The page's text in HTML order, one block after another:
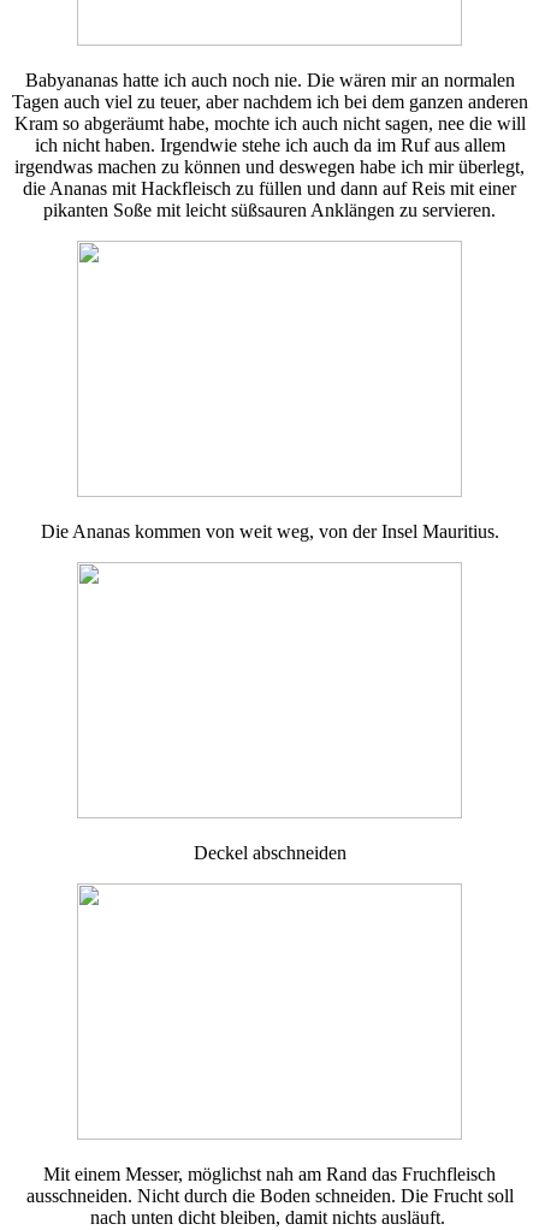
Babyananas hatte ich auch noch nie. Die wären mir an normalen
Tagen auch viel zu teuer, aber nachdem ich bei dem ganzen anderen
Kram so abgeräumt habe, mochte ich auch nicht sagen, nee die will
ich nicht haben. Irgendwie stehe ich auch da im Ruf aus allem
irgendwas machen zu können und deswegen habe ich mir überlegt,
die Ananas mit Hackfleisch zu füllen und dann auf Reis mit einer
pikanten Soße mit leicht süßsauren Anklängen zu servieren.
Die Ananas kommen von weit weg, von der Insel Mauritius.
Deckel abschneiden
Mit einem Messer, möglichst nah am Rand das Fruchfleisch
ausschneiden. Nicht durch die Boden schneiden. Die Frucht soll
nach unten dicht bleiben, damit nichts ausläuft.